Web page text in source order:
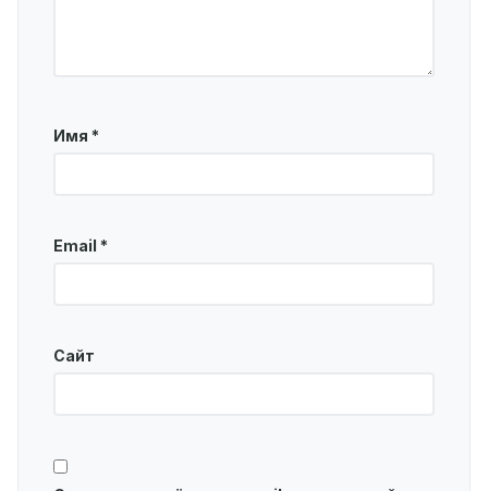
Имя *
Email *
Сайт